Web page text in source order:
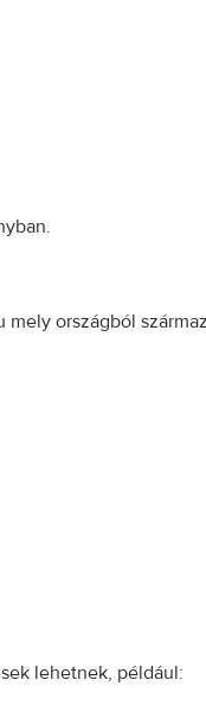
mely országból
lehetnek, például: